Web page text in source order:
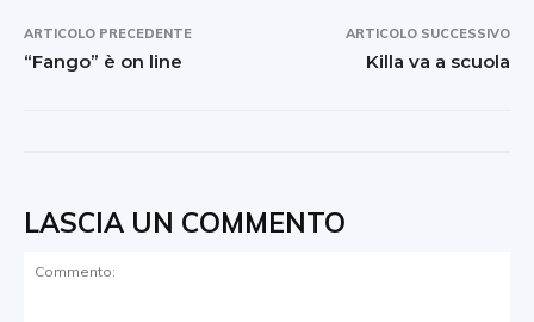
ARTICOLO PRECEDENTE
“Fango” è on line
ARTICOLO SUCCESSIVO
Killa va a scuola
LASCIA UN COMMENTO